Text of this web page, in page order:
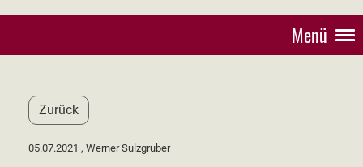
Menü
Zurück
05.07.2021 , Werner Sulzgruber